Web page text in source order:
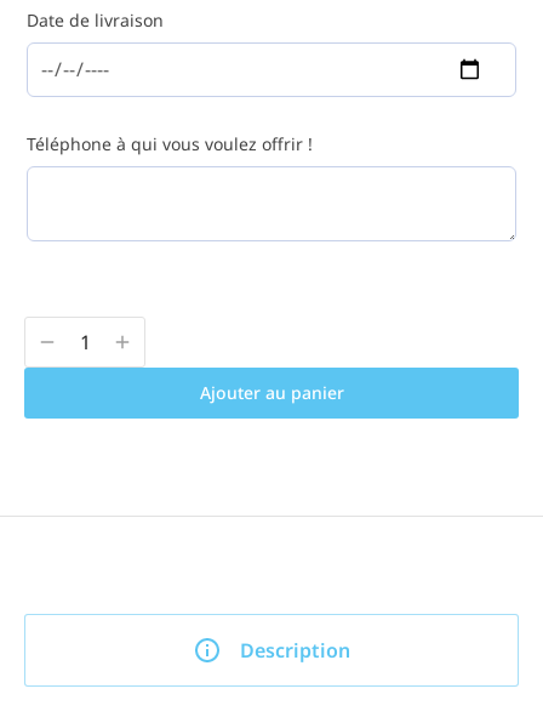
Date de livraison
Téléphone à qui vous voulez offrir !
Ajouter au panier
Description